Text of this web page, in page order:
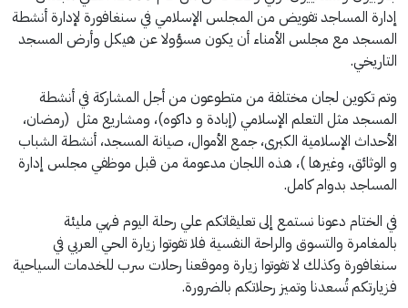
إدارة المساجد تفويض من المجلس الإسلامي في سنغافورة لإدارة أنشطة
المسجد مع مجلس الأمناء أن يكون مسؤولا عن هيكل وأرض المسجد
التاريخي.
وتم تكوين لجان مختلفة من متطوعون من أجل المشاركة في أنشطة
المسجد مثل التعلم الإسلامي (إبادة و داكوه)، ومشاريع مثل (رمضان،
الأحداث الإسلامية الكبرى، جمع الأموال، صيانة المسجد، أنشطة الشباب
و الوثائق، وغيرها )، هذه اللجان مدعومة من قبل موظفي مجلس إدارة
المساجد بدوام كامل.
في الختام دعونا نستمع إلى تعليقاتكم علي رحلة اليوم فهي مليئة
بالمغامرة والتسوق والراحة النفسية فلا تفوتوا زيارة الحي العربي في
سنغافورة وكذلك لا تفوتوا زيارة وموقعنا رحلات سرب للخدمات السياحية
فزيارتكم تُسعدنا وتميز رحلاتكم بالضرورة.